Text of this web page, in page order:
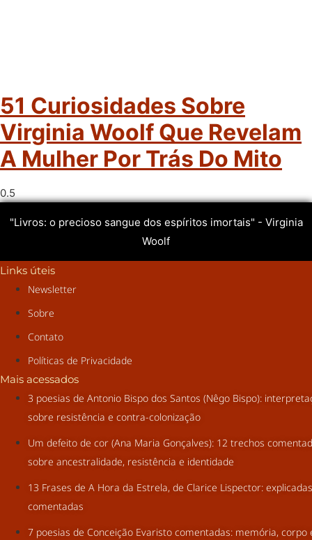
51 Curiosidades Sobre
Virginia Woolf Que Revelam
A Mulher Por Trás Do Mito
"Livros: o precioso sangue dos espíritos imortais" - Virginia
Woolf
Links úteis
Newsletter
Sobre
Contato
Políticas de Privacidade
Mais acessados
3 poesias de Antonio Bispo dos Santos (Nêgo Bispo):
sobre resistência e contra-colonização
Um defeito de cor (Ana Maria Gonçalves): 12 trechos
sobre ancestralidade, resistência e identidade
13 Frases de A Hora da Estrela, de Clarice Lispector:
comentadas
7 poesias de Conceição Evaristo comentadas: memória, corpo